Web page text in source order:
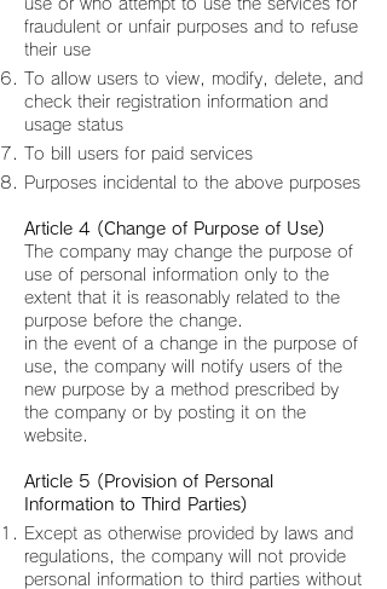
use or who attempt to use the services for
fraudulent or unfair purposes and to refuse
their use
To allow users to view, modify, delete, and
check their registration information and
usage status
To bill users for paid services
Purposes incidental to the above purposes
Article 4 (Change of Purpose of Use)
The company may change the purpose of
use of personal information only to the
extent that it is reasonably related to the
purpose before the change.
in the event of a change in the purpose of
use, the company will notify users of the
new purpose by a method prescribed by
the company or by posting it on the
website.
Article 5 (Provision of Personal
Information to Third Parties)
Except as otherwise provided by laws and
regulations, the company will not provide
personal information to third parties without